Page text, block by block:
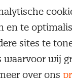
en te
sites te
wij
over ons